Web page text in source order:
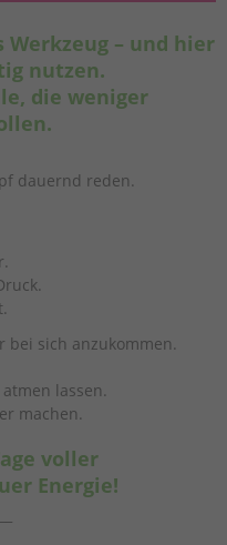
– und hier
nutzen.
die weniger
dauernd reden.
bei sich anzukommen.
lassen.
machen.
voller
Energie!